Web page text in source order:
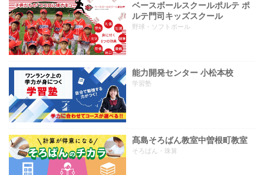
ベースボールスクールポルテ ポ
ルテ門司キッズスクール
野球・ソフトボール
能力開発センター 小松本校
学習塾
髙島そろばん教室中曽根町教室
そろばん・珠算